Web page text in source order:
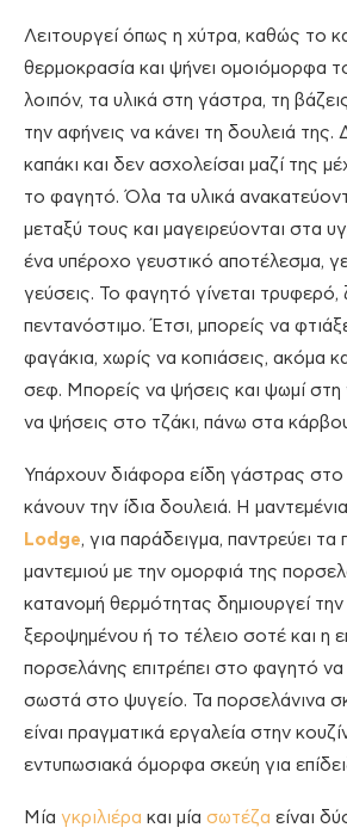
Λειτουργεί όπως η χύτρα, καθώς το
θερμοκρασία και ψήνει ομοιόμορφα
λοιπόν, τα υλικά στη γάστρα, τη
την αφήνεις να κάνει τη δουλειά της.
καπάκι και δεν ασχολείσαι μαζί της
το φαγητό. Όλα τα υλικά
μεταξύ τους και μαγειρεύονται στα
ένα υπέροχο γευστικό αποτέλεσμα,
γεύσεις. Το φαγητό γίνεται τρυφερό,
πεντανόστιμο. Έτσι, μπορείς να
φαγάκια, χωρίς να κοπιάσεις, ακόμα
σεφ. Μπορείς να ψήσεις και ψωμί στη
να ψήσεις στο τζάκι, πάνω στα
Υπάρχουν διάφορα είδη γάστρας στο
κάνουν την ίδια δουλειά. Η
Lodge, για παράδειγμα, παντρεύει
μαντεμιού με την ομορφιά της
κατανομή θερμότητας δημιουργεί
ξεροψημένου ή το τέλειο σοτέ και η
πορσελάνης επιτρέπει στο φαγητό να
σωστά στο ψυγείο. Τα πορσελάνινα
είναι πραγματικά εργαλεία στην
εντυπωσιακά όμορφα σκεύη για
Μία γκριλιέρα και μία σωτέζα είναι